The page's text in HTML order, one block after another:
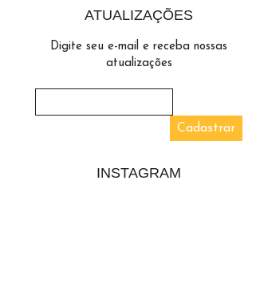
ATUALIZAÇÕES
Digite seu e-mail e receba nossas
atualizações
INSTAGRAM